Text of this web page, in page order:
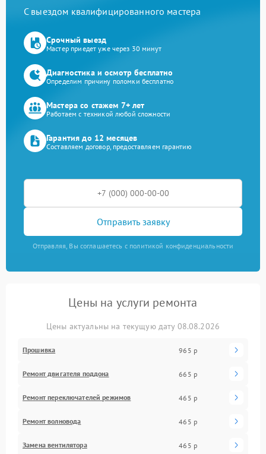
С выездом квалифицированного мастера
Срочный выезд
Мастер приедет уже через 30 минут
Диагностика и осмотр бесплатно
Определим причину поломки бесплатно
Мастера со стажем 7+ лет
Работаем с техникой любой сложности
Гарантия до 12 месяцев
Составляем договор, предоставляем гарантию
Отправить заявку
Отправляя, Вы соглашаетесь с политикой конфиденциальности
Цены на услуги ремонта
Цены актуальны на текущую дату 08.08.2026
Прошивка 965 р
Ремонт двигателя поддона 665 р
Ремонт переключателей режимов 465 р
Ремонт волновода 465 р
Замена вентилятора 465 р